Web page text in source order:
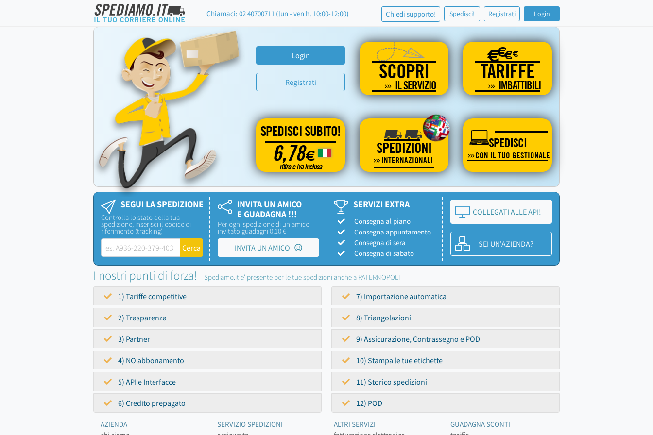
Chiamaci: 02 40700711 (lun - ven h. 10:00-12:00) Chiedi supporto! Spedisci! Registrati Login
Login
Registrati SCOPRI
IL SERVIZIO
€€€€
TARIFFE
IMBATTIBILI
SPEDISCI SUBITO!
6,78€
ritiro e iva inclusa
SPEDIZIONI
INTERNAZIONALI
SPEDISCI
CON IL TUO GESTIONALE
SEGUI LA SPEDIZIONE
Controlla lo stato della tua
spedizione, inserisci il codice di
riferimento (tracking)
INVITA UN AMICO
E GUADAGNA !!!
Per ogni spedizione di un amico
invitato guadagni 0,10 €
INVITA UN AMICO
SERVIZI EXTRA
Consegna al piano
Consegna appuntamento
Consegna di sera
Consegna di sabato
COLLEGATI ALLE API!
SEI UN'AZIENDA?
I nostri punti di forza! Spediamo.it e' presente per le tue spedizioni anche a PATERNOPOLI
1) Tariffe competitive
2) Trasparenza
3) Partner
4) NO abbonamento
5) API e Interfacce
6) Credito prepagato
7) Importazione automatica
8) Triangolazioni
9) Assicurazione, Contrassegno e POD
10) Stampa le tue etichette
11) Storico spedizioni
12) POD
AZIENDA
SERVIZIO SPEDIZIONI
ALTRI SERVIZI
GUADAGNA SCONTI